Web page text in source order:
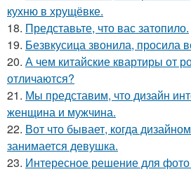
кухню в хрущёвке.
18. Представьте, что вас затопило.
19. Безвкусица звонила, просила
20. А чем китайские квартиры от
отличаются?
21. Мы представим, что дизайн
женщина и мужчина.
22. Вот что бывает, когда
занимается девушка.
23. Интересное решение для